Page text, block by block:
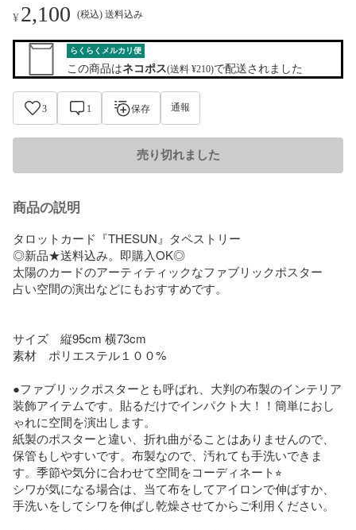
¥2,100 (税込) 送料込み
らくらくメルカリ便
この商品はネコポス(送料 ¥210)で配送されました
3 1 保存 通報
売り切れました
商品の説明
タロットカード『THESUN』タペストリー
◎新品★送料込み。即購入OK◎
太陽のカードのアーティティックなファブリックポスター
占い空間の演出などにもおすすめです。
サイズ　縦95cm 横73cm
素材　ポリエステル１００%
●ファブリックポスターとも呼ばれ、大判の布製のインテリア
装飾アイテムです。貼るだけでインパクト大！！簡単におし
ゃれに空間を演出します。
紙製のポスターと違い、折れ曲がることはありませんので、
保管もしやすいです。布製なので、汚れても手洗いできま
す。季節や気分に合わせて空間をコーディネート⭐︎
シワが気になる場合は、当て布をしてアイロンで伸ばすか、
手洗いをしてシワを伸ばし乾燥させてからご利用ください。